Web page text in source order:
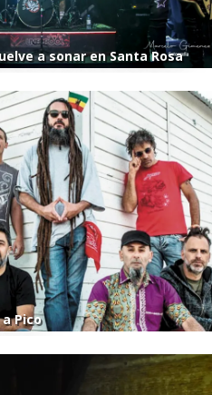
a sonar en Santa Rosa
Pico